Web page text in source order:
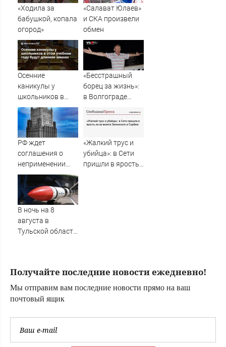
запретили
переходить
границу
«Ходила за
бабушкой, копала
огород»
«Салават Юлаев»
и СКА произвели
обмен
Осенние
каникулы у
школьников в
этом учебном
году будут
длиннее зимних
«Бесстрашный
борец за жизнь»:
в Волгограде
реаниматолог
высшей
категории
РФ ждет
соглашения о
неприменении
силы между
Грузией, Абхазией
и Южной Осетией
«Жалкий трус и
убийца»: в Сети
пришли в ярость
В ночь на 8
августа в
Тульской области
опасность
Получайте последние новости ежедневно!
Мы отправим вам последние новости прямо на ваш
почтовый ящик